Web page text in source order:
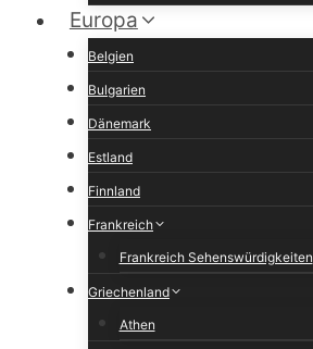
Europa
Belgien
Bulgarien
Dänemark
Estland
Finnland
Frankreich
Frankreich Sehenswürdigkeiten
Griechenland
Athen